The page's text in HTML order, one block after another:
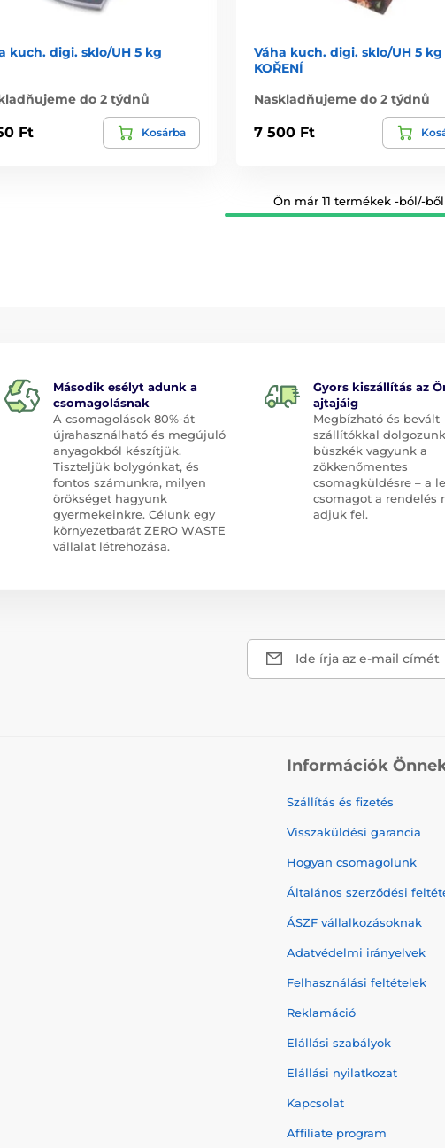
kuch. digi. sklo/UH 5 kg
do 2 týdnů
Ft Kosárba
Váha kuch. digi. sklo/UH 5 kg
KOŘENÍ
Naskladňujeme do 2 týdnů
7 500 Ft
Ön már 11 termékek -ból/-ből
Második esélyt adunk a
csomagolásnak
A csomagolások 80%-át
újrahasználható és megújuló
anyagokból készítjük.
Tiszteljük bolygónkat, és
fontos számunkra, milyen
örökséget hagyunk
gyermekeinkre. Célunk egy
környezetbarát ZERO WASTE
vállalat létrehozása.
Gyors kiszállítás az
ajtajáig
Megbízható és bevált
szállítókkal
büszkék vagyunk a
zökkenőmentes
csomagküldésre – a
csomagot a rendelés
adjuk fel.
Ide írja az e-mail címét
Információk
Szállítás és fizetés
Visszaküldési garancia
Hogyan csomagolunk
Általános szerződési
ÁSZF vállalkozásoknak
Adatvédelmi irányelvek
Felhasználási feltételek
Reklamáció
Elállási szabályok
Elállási nyilatkozat
Kapcsolat
Affiliate program